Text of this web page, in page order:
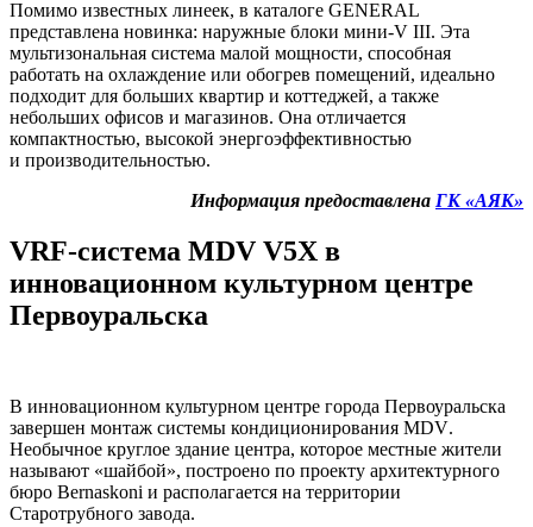
Помимо известных линеек, в каталоге GENERAL
представлена новинка: наружные блоки мини-V III. Эта
мультизональная система малой мощности, способная
работать на охлаждение или обогрев помещений, идеально
подходит для больших квартир и коттеджей, а также
небольших офисов и магазинов. Она отличается
компактностью, высокой энергоэффективностью
и производительностью.
Информация предоставлена ГК «АЯК»
VRF-система MDV V5X в
инновационном культурном центре
Первоуральска
В инновационном культурном центре города Первоуральска
завершен монтаж системы кондиционирования MDV.
Необычное круглое здание центра, которое местные жители
называют «шайбой», построено по проекту архитектурного
бюро Bernaskoni и располагается на территории
Старотрубного завода.